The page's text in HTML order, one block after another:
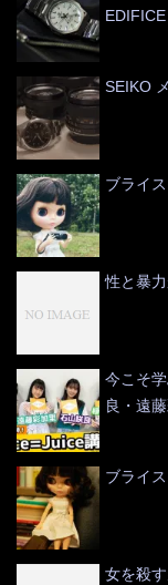
EDIFICE
SEIKO
ブライ
性と暴
今こそ
良・遠
ブライ
女を殺